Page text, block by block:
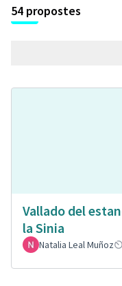
54 propostes
Vallado del
la Sinia
Natalia Leal Muñoz